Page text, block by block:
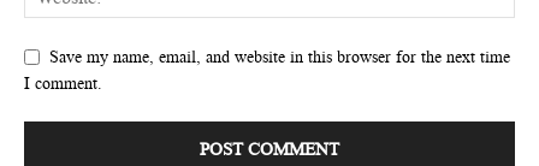
Save my name, email, and website in this browser for the next time
I comment.